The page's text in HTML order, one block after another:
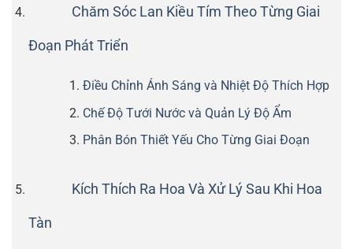
Chăm Sóc Lan Kiều Tím Theo Từng Giai
Đoạn Phát Triển
Điều Chỉnh Ánh Sáng và Nhiệt Độ Thích Hợp
Chế Độ Tưới Nước và Quản Lý Độ Ẩm
Phân Bón Thiết Yếu Cho Từng Giai Đoạn
Kích Thích Ra Hoa Và Xử Lý Sau Khi Hoa
Tàn